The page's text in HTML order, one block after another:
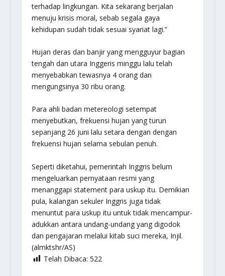
terhadap lingkungan. Kita sekarang berjalan
menuju krisis moral, sebab segala gaya
kehidupan sudah tidak sesuai syariat lagi.”
Hujan deras dan banjir yang mengguyur bagian
tengah dan utara Inggeris minggu lalu telah
menyebabkan tewasnya 4 orang dan
mengungsinya 30 ribu orang.
Para ahli badan metereologi setempat
menyebutkan, frekuensi hujan yang turun
sepanjang 26 juni lalu setara dengan dengan
frekuensi hujan selama sebulan penuh.
Seperti diketahui, pemerintah Inggris belum
mengeluarkan pernyataan resmi yang
menanggapi statement para uskup itu. Demikian
pula, kalangan sekuler Inggris juga tidak
menuntut para uskup itu untuk tidak mencampur-
adukkan antara undang-undang yang digodok
dan pengajaran melalui kitab suci mereka, Injil.
(almktshr/AS)
Telah Dibaca: 522